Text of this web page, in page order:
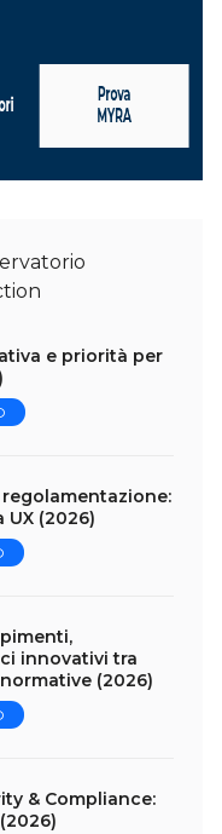
e priorità per
(2026)
innovativi tra
(2026)
& Compliance: